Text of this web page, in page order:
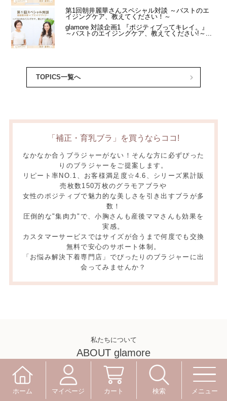
TOPICS一覧へ
「補正・育乳ブラ」を買うならココ!
なかなか合うブラジャーがない！そんな方に必ずぴった
りのブラジャーをご提案します。
リピート率NO.1、お客様満足度☆4.6、シリーズ累計販
売枚数150万枚のグラモアブラや
女性のポジティブで魅力的な美しさを引き出すブラが多
数！
圧倒的な"集肉力"で、小胸さんも産後ママさんも効果を
実感。
カスタマーサービスではサイズが合うまで何度でも交換
無料で安心のサポート体制。
「お悩み解決下着専門店」でぴったりのブラジャーに出
会ってみませんか？
私たちについて
ABOUT glamore
ホーム マイページ カート 検索 メニュー